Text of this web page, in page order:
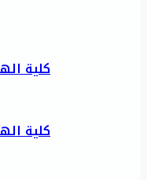
كلية
كلية